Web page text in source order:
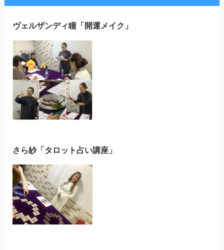
ヴェルザンディ瞳「開運メイク」
さら紗「タロット占い講座」